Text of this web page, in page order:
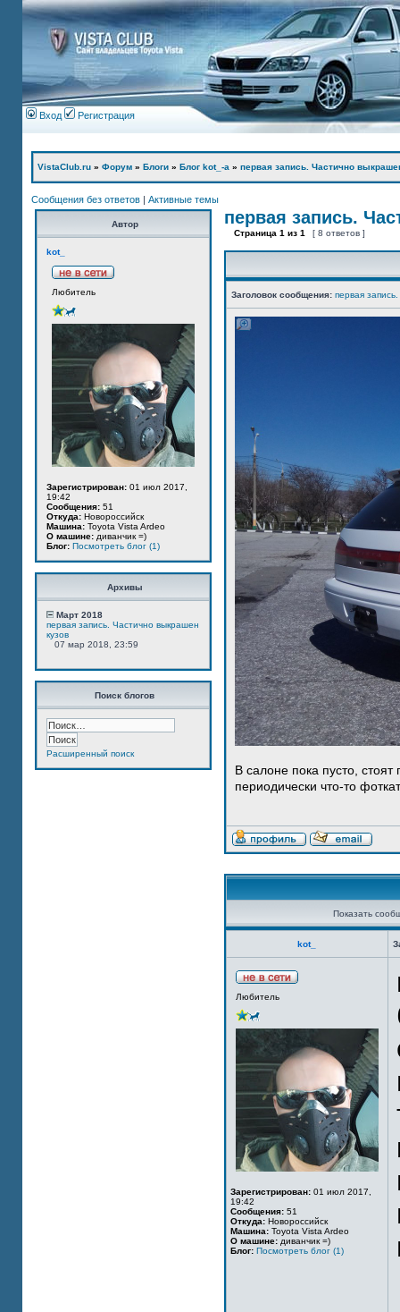
Вход Регистрация
VistaClub.ru » Форум » Блоги » Блог kot_-а » первая запись. Частично
Сообщения без ответов | Активные темы
Автор
kot_
Любитель
Зарегистрирован: 01 июл 2017,
19:42
Сообщения: 51
Откуда: Новороссийск
Машина: Toyota Vista Ardeo
О машине: диванчик =)
Блог: Посмотреть блог (1)
Архивы
Март 2018
первая запись. Частично выкрашен
кузов
07 мар 2018, 23:59
Поиск блогов
Расширенный поиск
первая запись.
Страница 1 из 1 [ 8 ответов ]
Заголовок сообщения: первая
В салоне пока пусто,
периодически что-то
Показать
kot_
Любитель
Зарегистрирован: 01 июл 2017,
19:42
Сообщения: 51
Откуда: Новороссийск
Машина: Toyota Vista Ardeo
О машине: диванчик =)
Блог: Посмотреть блог (1)